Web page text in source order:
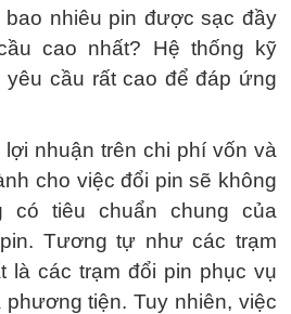
nhiêu pin được sạc đầy
cao nhất? Hệ thống kỹ
cầu rất cao để đáp ứng
nhuận trên chi phí vốn và
cho việc đổi pin sẽ không
có tiêu chuẩn chung của
Tương tự như các trạm
là các trạm đổi pin phục vụ
tiện. Tuy nhiên, việc